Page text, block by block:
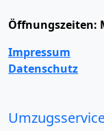
Öffnungszeiten:
Impressum
Datenschutz